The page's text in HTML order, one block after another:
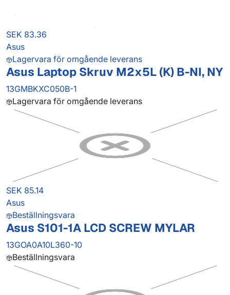
SEK 83.36
Asus
Lagervara för omgående leverans
Asus Laptop Skruv M2x5L (K) B-NI, NY
13GMBKXC050B-1
Lagervara för omgående leverans
SEK 85.14
Asus
Beställningsvara
Asus S101-1A LCD SCREW MYLAR
13GOA0A10L360-10
Beställningsvara